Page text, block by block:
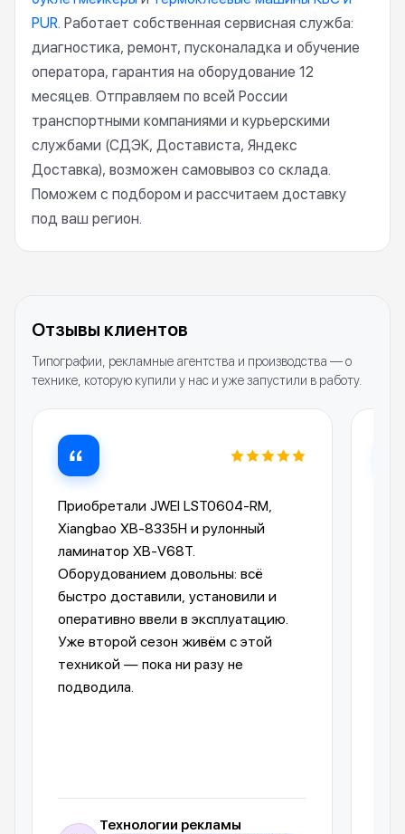
PUR. Работает собственная сервисная служба:
диагностика, ремонт, пусконаладка и обучение
оператора, гарантия на оборудование 12
месяцев. Отправляем по всей России
транспортными компаниями и курьерскими
службами (СДЭК, Достависта, Яндекс
Доставка), возможен самовывоз со склада.
Поможем с подбором и рассчитаем доставку
под ваш регион.
Отзывы клиентов
Типографии, рекламные агентства и производства — о
технике, которую купили у нас и уже запустили в работу.
Приобретали JWEI LST0604-RM,
Xiangbao XB-8335H и рулонный
ламинатор XB-V68T.
Оборудованием довольны: всё
быстро доставили, установили и
оперативно ввели в эксплуатацию.
Уже второй сезон живём с этой
техникой — пока ни разу не
подводила.
Технологии рекламы